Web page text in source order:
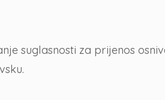
suglasnosti za prijenos